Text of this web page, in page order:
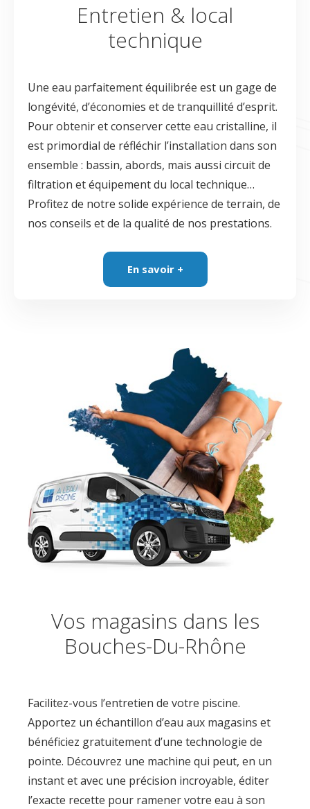
Entretien & local
technique
Une eau parfaitement équilibrée est un gage de
longévité, d’économies et de tranquillité d’esprit.
Pour obtenir et conserver cette eau cristalline, il
est primordial de réfléchir l’installation dans son
ensemble : bassin, abords, mais aussi circuit de
filtration et équipement du local technique…
Profitez de notre solide expérience de terrain, de
nos conseils et de la qualité de nos prestations.
En savoir +
Vos magasins dans les
Bouches-Du-Rhône
Facilitez-vous l’entretien de votre piscine.
Apportez un échantillon d’eau aux magasins et
bénéficiez gratuitement d’une technologie de
pointe. Découvrez une machine qui peut, en un
instant et avec une précision incroyable, éditer
l’exacte recette pour ramener votre eau à son